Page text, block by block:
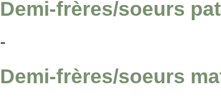
Demi-frères/soeurs
-
Demi-frères/soeurs